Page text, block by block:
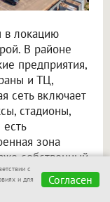
в локацию
В районе
предприятия,
и ТЦ,
сеть включает
стадионы,
зона
собственный
комплекс
садов.
с
и для
Согласен